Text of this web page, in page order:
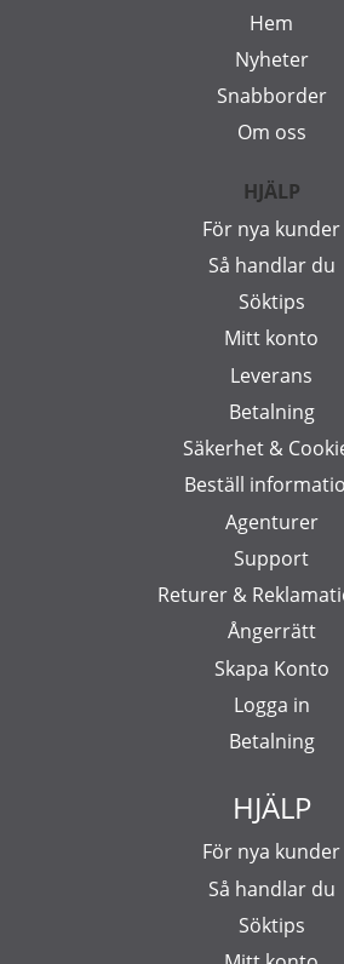
Hem
Nyheter
Snabborder
Om oss
HJÄLP
För nya kunder
Så handlar du
Söktips
Mitt konto
Leverans
Betalning
Säkerhet &
Beställ
Agenturer
Support
Returer &
Ångerrätt
Skapa Konto
Logga in
Betalning
HJÄLP
För nya kunder
Så handlar du
Söktips